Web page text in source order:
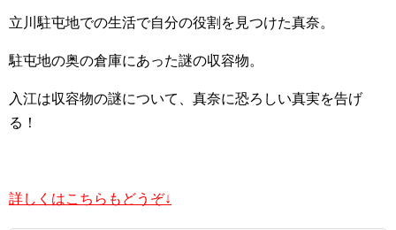
立川駐屯地での生活で自分の役割を見つけた真奈。
駐屯地の奥の倉庫にあった謎の収容物。
入江は収容物の謎について、真奈に恐ろしい真実を告げ
る！
詳しくはこちらもどうぞ↓